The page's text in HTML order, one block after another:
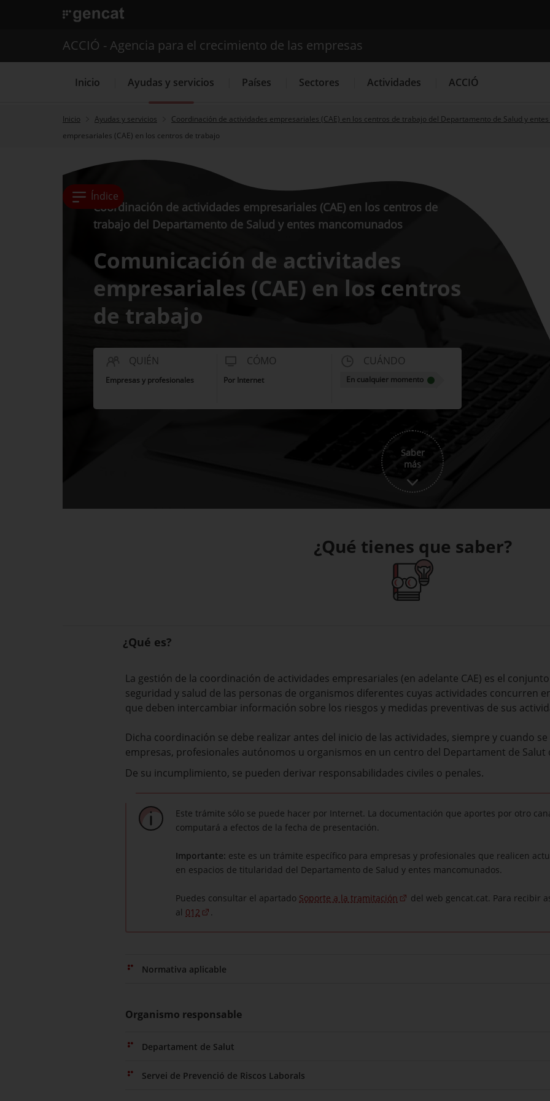
. Abrir en una nueva ventana.
Buscador
ACCIÓ - Agencia para el crecimiento de las empresas
Inicio Ayudas y servicios Países Sectores Actividades ACCIÓ
Inicio Ayudas y servicios Coordinación de actividades empresariales (CAE) en los centros de trabajo del Departamento de Salud y
empresariales (CAE) en los centros de trabajo
Índice
Coordinación de actividades empresariales (CAE) en los centros de
trabajo del Departamento de Salud y entes mancomunados
Comunicación de activitades
empresariales (CAE) en los centros
de trabajo
QUIÉN
Empresas y profesionales
CÓMO
Por Internet
CUÁNDO
En cualquier momento
Saber
más
¿Qué tienes que saber?
¿Qué es?
La gestión de la coordinación de actividades empresariales (en adelante CAE) es el
seguridad y salud de las personas de organismos diferentes cuyas actividades concurren
que deben intercambiar información sobre los riesgos y medidas preventivas de sus
Dicha coordinación se debe realizar antes del inicio de las actividades, siempre y cuando
empresas, profesionales autónomos u organismos en un centro del Departament de
De su incumplimiento, se pueden derivar responsabilidades civiles o penales.
Este trámite sólo se puede hacer por Internet. La documentación que aportes por otro
computará a efectos de la fecha de presentación.
Importante: este es un trámite específico para empresas y profesionales que realicen
en espacios de titularidad del Departamento de Salud y entes mancomunados.
Puedes consultar el apartado Soporte a la tramitación
del web gencat.cat. Para recibir
al 012 .
Normativa aplicable
Organismo responsable
Departament de Salut
Servei de Prevenció de Riscos Laborals